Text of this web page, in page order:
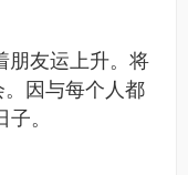
朋友运上升。将
因与每个人都
。